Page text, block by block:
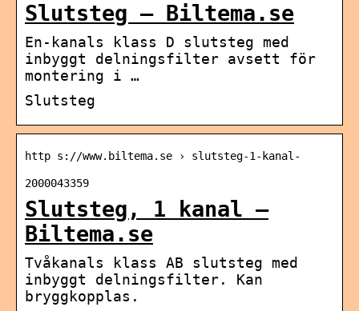
Slutsteg – Biltema.se
En-kanals klass D slutsteg med
inbyggt delningsfilter avsett för
montering i …
Slutsteg
http s://www.biltema.se › slutsteg-1-kanal-
2000043359
Slutsteg, 1 kanal –
Biltema.se
Tvåkanals klass AB slutsteg med
inbyggt delningsfilter. Kan
bryggkopplas.